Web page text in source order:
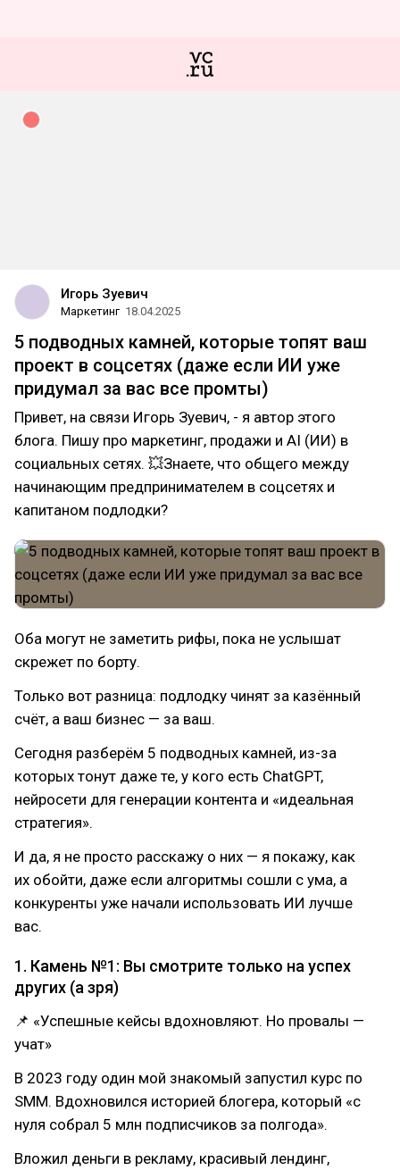
Игорь Зуевич
Маркетинг 18.04.2025
5 подводных камней, которые топят ваш
проект в соцсетях (даже если ИИ уже
придумал за вас все промты)
Привет, на связи Игорь Зуевич, - я автор этого
блога. Пишу про маркетинг, продажи и AI (ИИ) в
социальных сетях. 💥Знаете, что общего между
начинающим предпринимателем в соцсетях и
капитаном подлодки?
Оба могут не заметить рифы, пока не услышат
скрежет по борту.
Только вот разница: подлодку чинят за казённый
счёт, а ваш бизнес — за ваш.
Сегодня разберём 5 подводных камней, из-за
которых тонут даже те, у кого есть ChatGPT,
нейросети для генерации контента и «идеальная
стратегия».
И да, я не просто расскажу о них — я покажу, как
их обойти, даже если алгоритмы сошли с ума, а
конкуренты уже начали использовать ИИ лучше
вас.
1. Камень №1: Вы смотрите только на успех
других (а зря)
📌 «Успешные кейсы вдохновляют. Но провалы —
учат»
В 2023 году один мой знакомый запустил курс по
SMM. Вдохновился историей блогера, который «с
нуля собрал 5 млн подписчиков за полгода».
Вложил деньги в рекламу, красивый лендинг,